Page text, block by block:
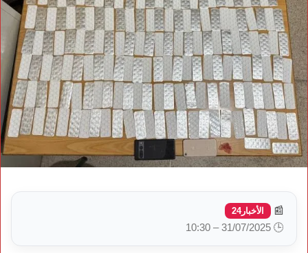
📰 الأخبار24
🕒 31/07/2025 – 10:30